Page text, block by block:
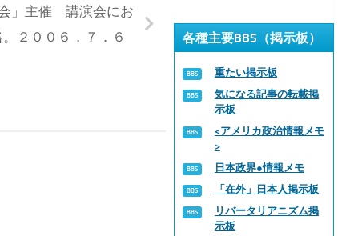
」主催 講演会にお
２００６．７．６
各種主要BBS（掲示板）
重たい掲示板
気になる記事の転載掲
示板
<アメリカ政治情報メモ
>
日本政界●情報メモ
「在外」日本人掲示板
リバータリアニズム掲
示板